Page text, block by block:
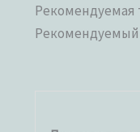
Рекомендуемая
Рекомендуемый